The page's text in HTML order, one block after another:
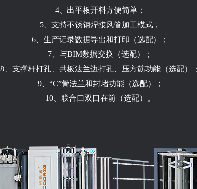
4、出平板开料方便简单；
5、支持不锈钢焊接风管加工模式；
6、生产记录数据导出和打印（选配）；
7、与BIM数据交换（选配）；
8、支撑杆打孔、共板法兰边打孔、压方筋功能（选配）；
9、“C”骨法兰和封堵功能（选配）；
10、联合口双口在前（选配）。